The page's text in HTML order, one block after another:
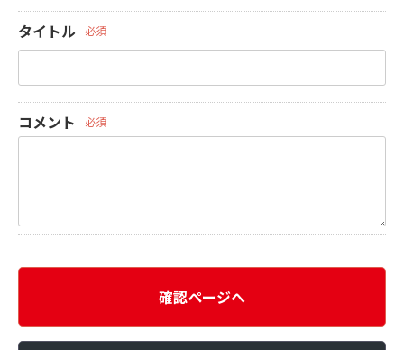
タイトル
必須
コメント 必須
確認ページへ